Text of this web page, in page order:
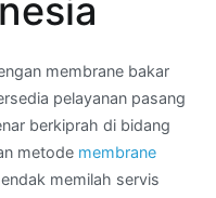
membrane bakar
pelayanan pasang
berkiprah di bidang
metode membrane
memilah servis